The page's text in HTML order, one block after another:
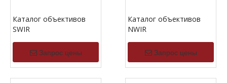
Каталог объективов
SWIR
Запрос цены
Каталог объективов
NWIR
Запрос цены